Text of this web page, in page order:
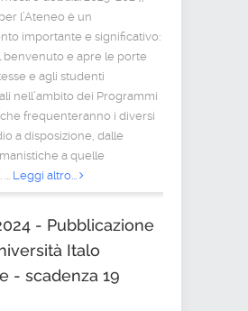
l’Ateneo è un
importante e significativo:
benvenuto e apre le porte
e agli studenti
nell’ambito dei Programmi
che frequenteranno i diversi
a disposizione, dalle
a quelle
Leggi altro...
- Pubblicazione
Italo
- scadenza 19